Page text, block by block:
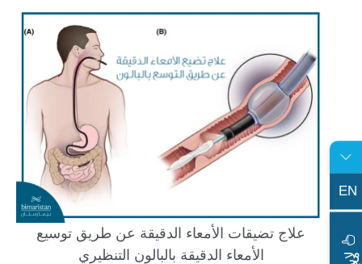
علاج تضيقات الأمعاء الدقيقة عن طريق توسيع
الأمعاء الدقيقة بالبالون التنظيري
EN